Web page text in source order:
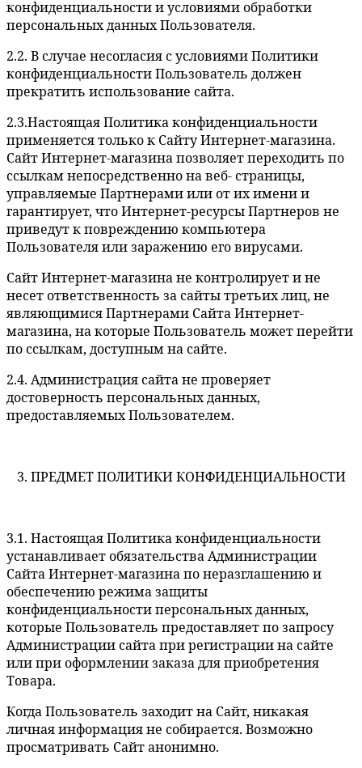
конфиденциальности и условиями обработки
персональных данных Пользователя.
2.2. В случае несогласия с условиями Политики
конфиденциальности Пользователь должен
прекратить использование сайта.
2.3.Настоящая Политика конфиденциальности
применяется только к Сайту Интернет-магазина.
Сайт Интернет-магазина позволяет переходить по
ссылкам непосредственно на веб- страницы,
управляемые Партнерами или от их имени и
гарантирует, что Интернет-ресурсы Партнеров не
приведут к повреждению компьютера
Пользователя или заражению его вирусами.
Сайт Интернет-магазина не контролирует и не
несет ответственность за сайты третьих лиц, не
являющимися Партнерами Сайта Интернет-
магазина, на которые Пользователь может перейти
по ссылкам, доступным на сайте.
2.4. Администрация сайта не проверяет
достоверность персональных данных,
предоставляемых Пользователем.
3. ПРЕДМЕТ ПОЛИТИКИ КОНФИДЕНЦИАЛЬНОСТИ
3.1. Настоящая Политика конфиденциальности
устанавливает обязательства Администрации
Сайта Интернет-магазина по неразглашению и
обеспечению режима защиты
конфиденциальности персональных данных,
которые Пользователь предоставляет по запросу
Администрации сайта при регистрации на сайте
или при оформлении заказа для приобретения
Товара.
Когда Пользователь заходит на Сайт, никакая
личная информация не собирается. Возможно
просматривать Сайт анонимно.